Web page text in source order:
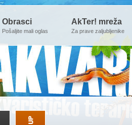
Obrasci
Pošaljite mali oglas
AkTer! mreža
Za prave zaljubljenike